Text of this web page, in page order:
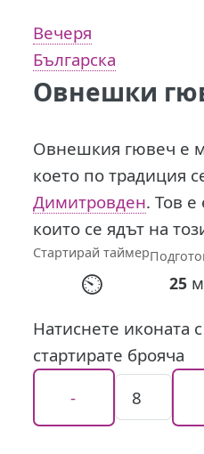
Вечеря
Българска
Овнешки
Овнешкия гювеч е
което по традиция
Димитровден. Тов е
които се ядът на
Стартирай таймер
⏲ 25 м
Натиснете иконата
стартирате брояча